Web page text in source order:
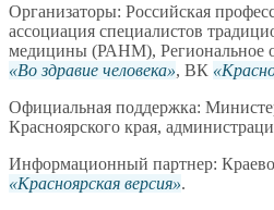
Организаторы: Российская
ассоциация специалистов
медицины (РАНМ), Региональное
Во здравие человека , ВК
Официальная поддержка:
Красноярского края,
Информационный партнер:
Красноярская версия .